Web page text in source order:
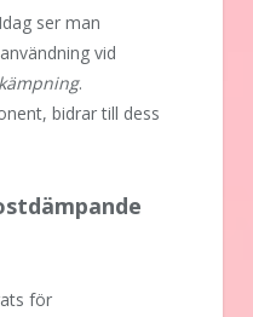
ser man
vid
.
bidrar till dess
för